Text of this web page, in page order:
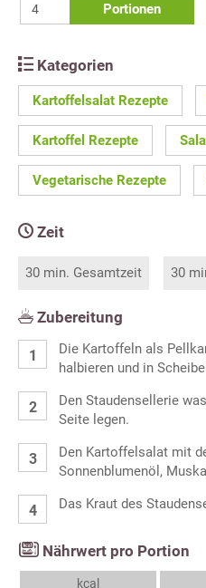
Portionen
Kategorien
Kartoffelsalat Rezepte
Kartoffel Rezepte
Vegetarische Rezepte
Zeit
30 min. Gesamtzeit 30
Zubereitung
Die Kartoffeln als
halbieren und in
Den Staudensellerie
Seite legen.
Den Kartoffelsalat mit
Sonnenblumenöl,
Das Kraut des
Nährwert pro Portion
kcal